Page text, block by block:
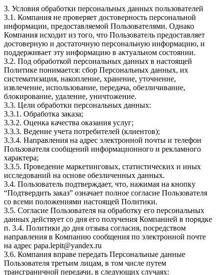
3. Условия обработки персональных данных пользователей
3.1. Компания не проверяет достоверность персональной
информации, предоставляемой Пользователями. Однако
Компания исходит из того, что Пользователь предоставляет
достоверную и достаточную персональную информацию, и
поддерживает эту информацию в актуальном состоянии.
3.2. Под обработкой персональных данных в настоящей
Политике понимается: сбор Персональных данных, их
систематизация, накопление, хранение, уточнение,
извлечение, использование, передача, обезличивание,
блокирование, удаление, уничтожение.
3.3. Цели обработки персональных данных:
3.3.1. Обработка заказа;
3.3.2. Оценка качества оказания услуг;
3.3.3. Ведение учета потребителей (клиентов);
3.3.4. Направления на адрес электронной почты и телефон
Пользователя сообщений информационного и рекламного
характера;
3.3.5. Проведение маркетинговых, статистических и иных
исследований на основе обезличенных данных.
3.4. Пользователь подтверждает, что, нажимая на кнопку
“Подтвердить заказ” означает полное согласие Пользователя
со всеми положениями настоящей Политики.
3.5. Согласие Пользователя на обработку его персональных
данных действует со дня его получения Компанией в порядке
п. 3.4. Политики до дня отзыва согласия, посредством
направления в Компанию сообщения по электронной почте
на адрес papa.lepit@yandex.ru
3.6. Компания вправе передать Персональные данные
Пользователя третьим лицам, в том числе путем
трансграничной передачи, в следующих случаях: